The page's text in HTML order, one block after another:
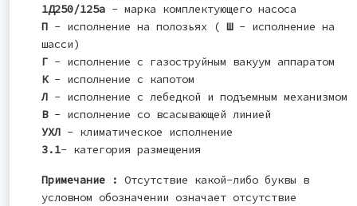
1Д250/125а - марка комплектующего насоса
П - исполнение на полозьях ( Ш- исполнение на
шасси)
Г - исполнение с газоструйным вакуум аппаратом
К- исполнение с капотом
Л - исполнение с лебедкой и подъемным механизмом
В - исполнение со всасывающей линией
УХЛ - климатическое исполнение
3.1- категория размещения
Примечание : Отсутствие какой-либо буквы в
условном обозначении означает отсутствие